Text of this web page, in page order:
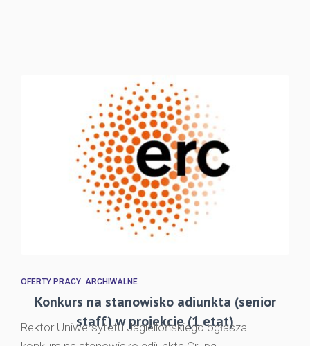
OFERTY PRACY: ARCHIWALNE
Konkurs na stanowisko adiunkta (senior
staff) w projekcie (1 etat)
Rektor Uniwersytetu Jagiellońskiego ogłasza